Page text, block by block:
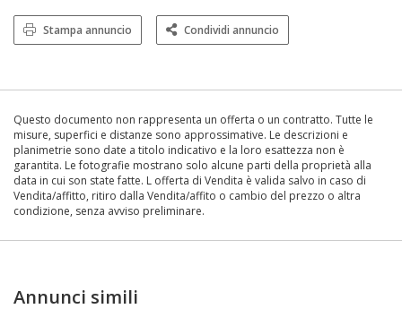
Stampa annuncio Condividi annuncio
Questo documento non rappresenta un offerta o un contratto. Tutte le
misure, superfici e distanze sono approssimative. Le descrizioni e
planimetrie sono date a titolo indicativo e la loro esattezza non è
garantita. Le fotografie mostrano solo alcune parti della proprietà alla
data in cui son state fatte. L offerta di Vendita è valida salvo in caso di
Vendita/affitto, ritiro dalla Vendita/affito o cambio del prezzo o altra
condizione, senza avviso preliminare.
Annunci simili